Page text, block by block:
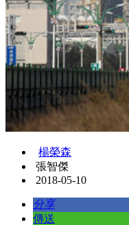
楊榮森
張智傑
2018-05-10
分享
傳送